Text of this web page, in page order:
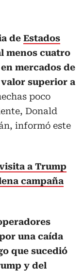
de Estados
menos cuatro
mercados de
superior a
poco
Donald
informó este
a Trump
campaña
una caída
que sucedió
y del